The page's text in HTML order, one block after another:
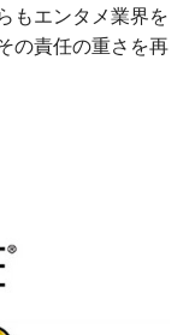
もエンタメ業界を
の責任の重さを再